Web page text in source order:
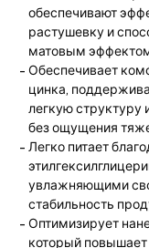
обеспечивают
растушевку и
матовым
Обеспечивает
цинка,
легкую структуру
без ощущения
Легко питает
увлажняющими
стабильность
Оптимизирует
который